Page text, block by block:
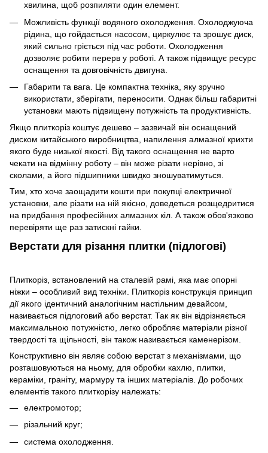
хвилина, щоб розпиляти один елемент.
Можливість функції водяного охолодження. Охолоджуюча
рідина, що гойдається насосом, циркулює та зрошує диск,
який сильно гріється під час роботи. Охолодження
дозволяє робити перерв у роботі. А також підвищує ресурс
оснащення та довговічність двигуна.
Габарити та вага. Це компактна техніка, яку зручно
використати, зберігати, переносити. Однак більш габаритні
установки мають підвищену потужність та продуктивність.
Якщо плиткоріз коштує дешево – зазвичай він оснащений
диском китайського виробництва, напилення алмазної крихти
якого буде низької якості. Від такого оснащення не варто
чекати на відмінну роботу – він може різати нерівно, зі
сколами, а його підшипники швидко зношуватимуться.
Тим, хто хоче заощадити кошти при покупці електричної
установки, але різати на ній якісно, ​​доведеться розщедритися
на придбання професійних алмазних кіл. А також обов'язково
перевіряти ще раз затискні гайки.
Верстати для різання плитки (підлогові)
Плиткоріз, встановлений на сталевій рамі, яка має опорні
ніжки – особливий вид техніки. Плиткоріз конструкція принцип
дії якого ідентичний аналогічним настільним девайсом,
називається підлоговий або верстат. Так як він відрізняється
максимальною потужністю, легко обробляє матеріали різної
твердості та щільності, він також називається каменерізом.
Конструктивно він являє собою верстат з механізмами, що
розташовуються на ньому, для обробки кахлю, плитки,
кераміки, граніту, мармуру та інших матеріалів. До робочих
елементів такого плиткорізу належать:
електромотор;
різальний круг;
система охолодження.